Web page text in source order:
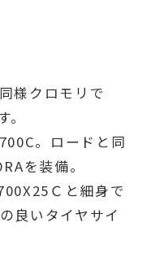
様クロモリで
。ロードと同
を装備。
Ｃと細身で
良いタイヤサイ